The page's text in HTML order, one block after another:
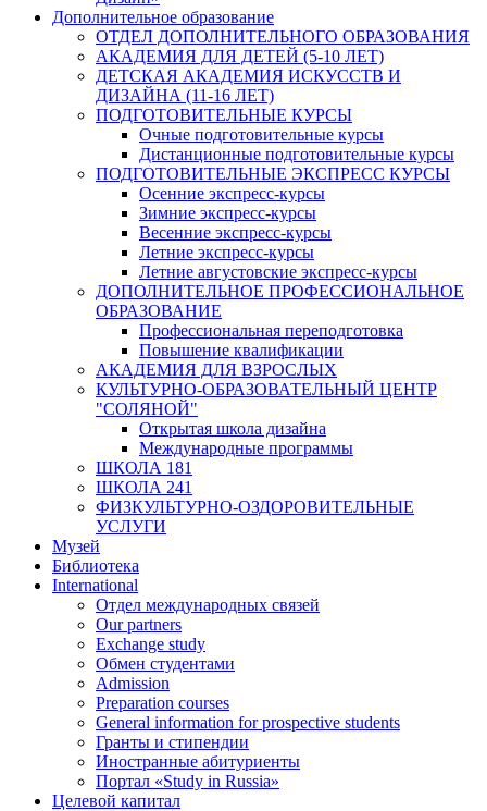
Дополнительное образование
ОТДЕЛ ДОПОЛНИТЕЛЬНОГО ОБРАЗОВАНИЯ
АКАДЕМИЯ ДЛЯ ДЕТЕЙ (5-10 ЛЕТ)
ДЕТСКАЯ АКАДЕМИЯ ИСКУССТВ И
ДИЗАЙНА (11-16 ЛЕТ)
ПОДГОТОВИТЕЛЬНЫЕ КУРСЫ
Очные подготовительные курсы
Дистанционные подготовительные курсы
ПОДГОТОВИТЕЛЬНЫЕ ЭКСПРЕСС КУРСЫ
Осенние экспресс-курсы
Зимние экспресс-курсы
Весенние экспресс-курсы
Летние экспресс-курсы
Летние августовские экспресс-курсы
ДОПОЛНИТЕЛЬНОЕ ПРОФЕССИОНАЛЬНОЕ
ОБРАЗОВАНИЕ
Профессиональная переподготовка
Повышение квалификации
АКАДЕМИЯ ДЛЯ ВЗРОСЛЫХ
КУЛЬТУРНО-ОБРАЗОВАТЕЛЬНЫЙ ЦЕНТР
"СОЛЯНОЙ"
Открытая школа дизайна
Международные программы
ШКОЛА 181
ШКОЛА 241
ФИЗКУЛЬТУРНО-ОЗДОРОВИТЕЛЬНЫЕ
УСЛУГИ
Музей
Библиотека
International
Отдел международных связей
Our partners
Exchange study
Обмен студентами
Admission
Preparation courses
General information for prospective students
Гранты и стипендии
Иностранные абитуриенты
Портал «Study in Russia»
Целевой капитал